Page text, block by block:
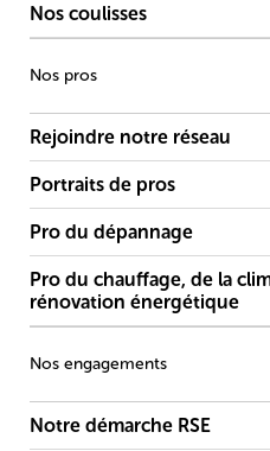
Nos coulisses
Nos pros
Rejoindre notre réseau
Portraits de pros
Pro du dépannage
Pro du chauffage, de la
rénovation énergétique
Nos engagements
Notre démarche RSE